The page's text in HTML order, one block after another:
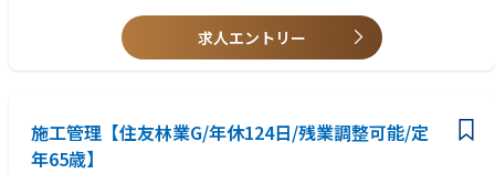
求人エントリー
施工管理【住友林業G/年休124日/残業調整可能/定
年65歳】